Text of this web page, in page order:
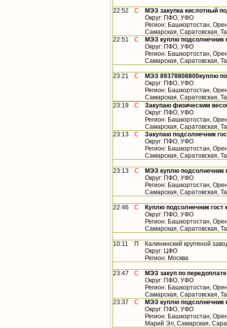
22:52 С
МЭЗ закупка кислотный
Округ: ПФО, УФО
Регион: Башкортостан,
Самарская, Саратовская,
22:51
С
МЭЗ куплю подсолнечник
Округ: ПФО, УФО
Регион: Башкортостан,
Самарская, Саратовская,
23:21 С
МЭЗ 89378808800куплю
Округ: ПФО, УФО
Регион: Башкортостан,
Самарская, Саратовская,
23:19
С
Закупаю физическим
Округ: ПФО, УФО
Регион: Башкортостан,
Самарская, Саратовская,
23:13
С
Закупаю подсолнечник
Округ: ПФО, УФО
Регион: Башкортостан,
Самарская, Саратовская,
23:13 С
МЭЗ куплю подсолнечник
Округ: ПФО, УФО
Регион: Башкортостан,
Самарская, Саратовская,
22:46 С
Куплю подсолнечник гост
Округ: ПФО, УФО
Регион: Башкортостан,
Самарская, Саратовская,
10:11 П
Калининский крупяной
Округ: ЦФО
Регион: Москва
23:47 С
МЭЗ закуп по
Округ: ПФО, УФО
Регион: Башкортостан,
Самарская, Саратовская,
23:37
С
МЭЗ куплю подсолнечник
Округ: ПФО, УФО
Регион: Башкортостан,
Марий Эл, Самарская,